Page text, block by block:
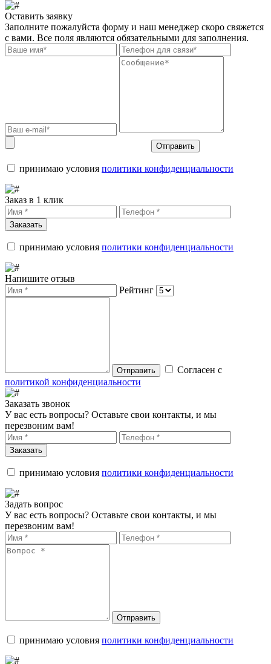
Оставить заявку
Заполните пожалуйста форму и наш менеджер скоро свяжется
с вами. Все поля являются обязательными для заполнения.
Отправить
принимаю условия политики конфиденциальности
Заказ в 1 клик
Заказать
принимаю условия политики конфиденциальности
Напишите отзыв
Рейтинг
Отправить
Согласен с
политикой конфиденциальности
Заказать звонок
У вас есть вопросы? Оставьте свои контакты, и мы
перезвоним вам!
Заказать
принимаю условия политики конфиденциальности
Задать вопрос
У вас есть вопросы? Оставьте свои контакты, и мы
перезвоним вам!
Отправить
принимаю условия политики конфиденциальности